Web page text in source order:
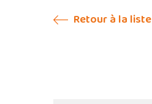
Retour à la liste